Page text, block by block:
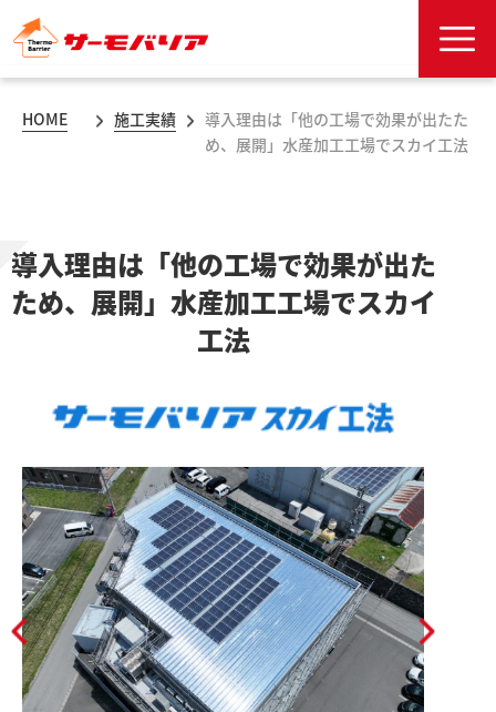
HOME 施工実績
導入理由は「他の工場で効果が出たた
め、展開」水産加工工場でスカイ工法
導入理由は「他の工場で効果が出た
ため、展開」水産加工工場でスカイ
工法